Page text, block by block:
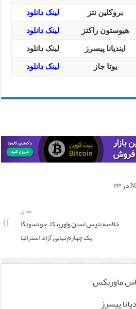
بروکلین نتز لینک دانلود
هیوستون راکتز لینک دانلود
ایندیانا پیسرز لینک دانلود
یوتا جاز لینک دانلود
خلاصه مسابقات لیگ NBA در ۲۳
بعدی
خلاصه تنیس استن واورینکا – جو تسونگا
یک چهارم نهایی آزاد استرالیا
ماوریکس
پیسرز